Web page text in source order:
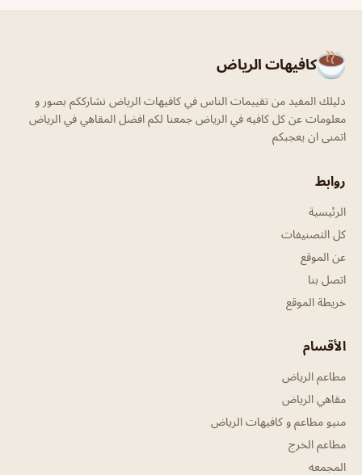
كافيهات الرياض
دليلك المفيد من تقييمات الناس في كافيهات الرياض نشارككم بصور و
معلومات عن كل كافيه في الرياض جمعنا لكم افضل المقاهي في الرياض
اتمنى ان يعجبكم
روابط
الرئيسية
كل التصنيفات
عن الموقع
اتصل بنا
خريطة الموقع
الأقسام
مطاعم الرياض
مقاهي الرياض
منيو مطاعم و كافيهات الرياض
مطاعم الخرج
المجمعه